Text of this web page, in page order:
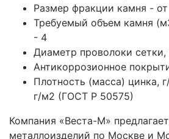
Размер фракции камня -
Требуемый объем камня
- 4
Диаметр проволоки
Антикоррозионное
Плотность (масса) цинка,
г/м2 (ГОСТ Р 50575)
Компания «Веста-М»
металлоизделий по Москве и